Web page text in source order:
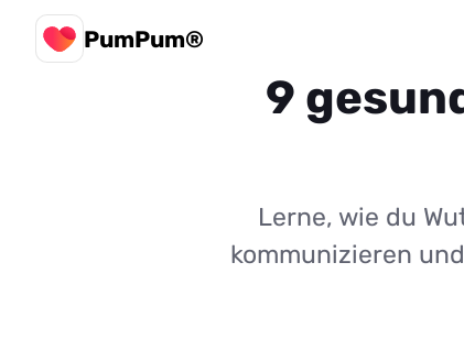
PumPum®
9
Lerne, wie du
kommunizieren